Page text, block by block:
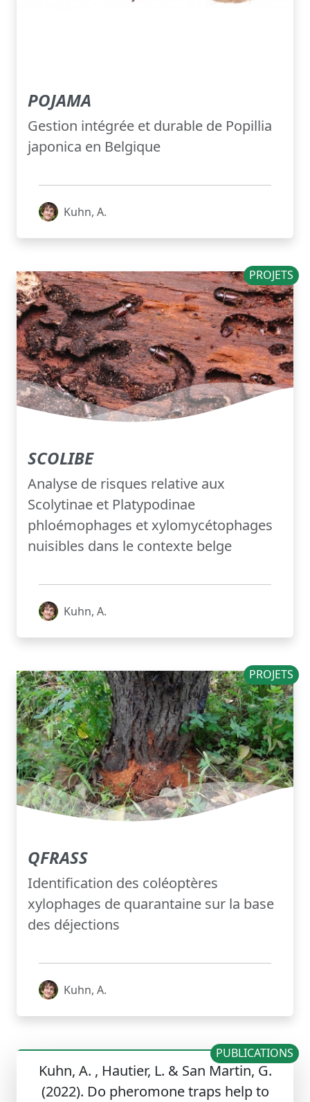
POJAMA
Gestion intégrée et durable de Popillia
japonica en Belgique
Kuhn, A.
PROJETS
SCOLIBE
Analyse de risques relative aux
Scolytinae et Platypodinae
phloémophages et xylomycétophages
nuisibles dans le contexte belge
Kuhn, A.
PROJETS
QFRASS
Identification des coléoptères
xylophages de quarantaine sur la base
des déjections
Kuhn, A.
Kuhn, A. , Hautier, L. & San Martin, G.
(2022). Do pheromone traps help to
PUBLICATIONS